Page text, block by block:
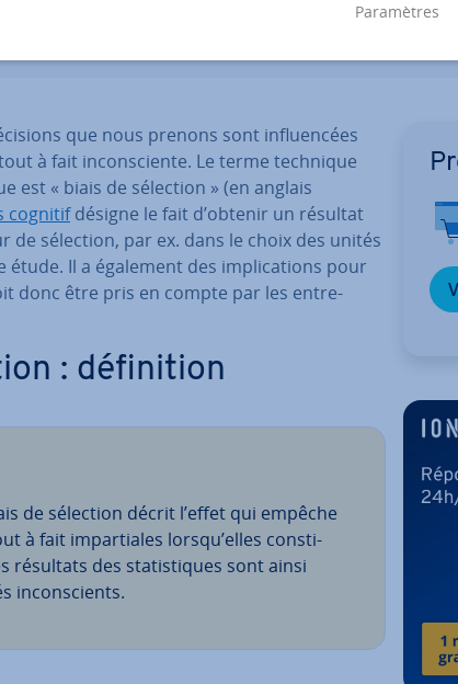
que nous prenons sont in­fluen­cées
à fait in­cons­ciente. Le terme technique
est « biais de sélection » (en anglais
cognitifdésigne le fait d’obtenir un résultat
de sélection, par ex. dans le choix des unités
étude. Il a également des im­pli­ca­tions pour
donc être pris en compte par les en­tre­
: dé­fi­ni­tion
de sélection décrit l’effet qui empêche
à fait im­par­tiales lorsqu’elles cons­ti­
résultats des sta­tis­tiques sont ainsi
in­cons­cients.
Paramètres